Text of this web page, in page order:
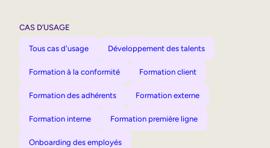
CAS D’USAGE
Tous cas d'usage Développement des talents
Formation à la conformité Formation client
Formation des adhérents Formation externe
Formation interne Formation première ligne
Onboarding des employés